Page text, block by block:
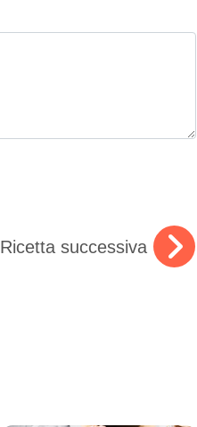
Ricetta successiva